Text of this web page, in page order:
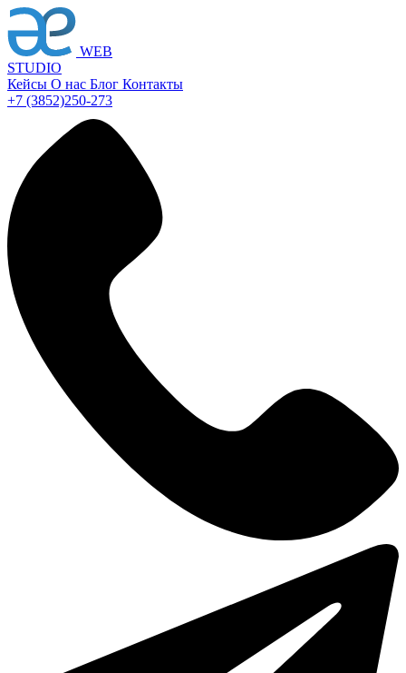
WEB
STUDIO
Кейсы О нас Блог Контакты
+7 (3852)250-273